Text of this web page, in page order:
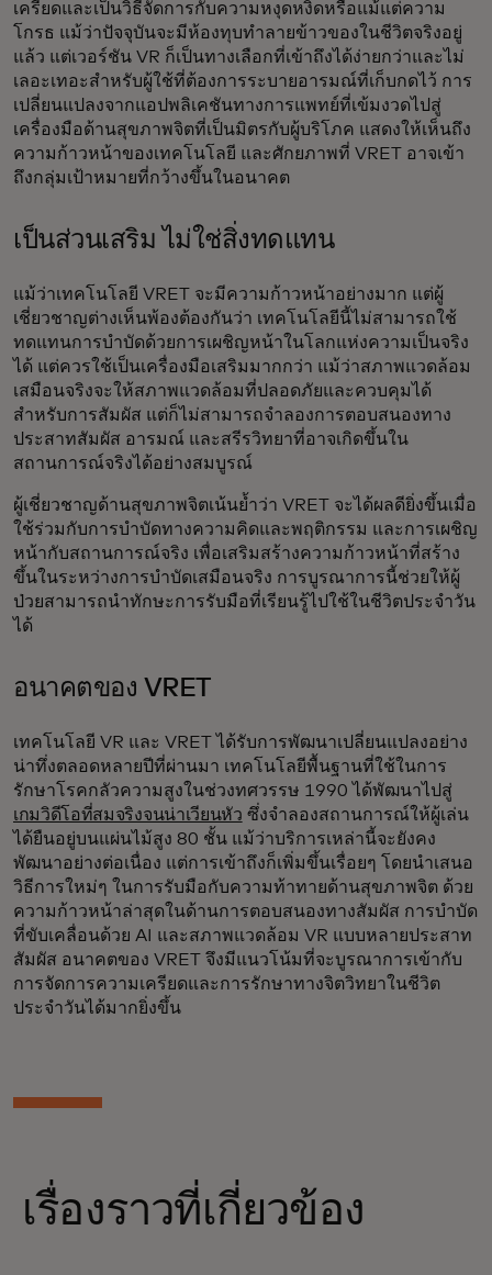
เครียดและเป็นวิธีจัดการกับความหงุดหงิดหรือแม้แต่ความ
โกรธ แม้ว่าปัจจุบันจะมีห้องทุบทำลายข้าวของในชีวิตจริงอยู่
แล้ว แต่เวอร์ชัน VR ก็เป็นทางเลือกที่เข้าถึงได้ง่ายกว่าและไม่
เลอะเทอะสำหรับผู้ใช้ที่ต้องการระบายอารมณ์ที่เก็บกดไว้ การ
เปลี่ยนแปลงจากแอปพลิเคชันทางการแพทย์ที่เข้มงวดไปสู่
เครื่องมือด้านสุขภาพจิตที่เป็นมิตรกับผู้บริโภค แสดงให้เห็นถึง
ความก้าวหน้าของเทคโนโลยี และศักยภาพที่ VRET อาจเข้า
ถึงกลุ่มเป้าหมายที่กว้างขึ้นในอนาคต
เป็นส่วนเสริม ไม่ใช่สิ่งทดแทน
แม้ว่าเทคโนโลยี VRET จะมีความก้าวหน้าอย่างมาก แต่ผู้
เชี่ยวชาญต่างเห็นพ้องต้องกันว่า เทคโนโลยีนี้ไม่สามารถใช้
ทดแทนการบำบัดด้วยการเผชิญหน้าในโลกแห่งความเป็นจริง
ได้ แต่ควรใช้เป็นเครื่องมือเสริมมากกว่า แม้ว่าสภาพแวดล้อม
เสมือนจริงจะให้สภาพแวดล้อมที่ปลอดภัยและควบคุมได้
สำหรับการสัมผัส แต่ก็ไม่สามารถจำลองการตอบสนองทาง
ประสาทสัมผัส อารมณ์ และสรีรวิทยาที่อาจเกิดขึ้นใน
สถานการณ์จริงได้อย่างสมบูรณ์
ผู้เชี่ยวชาญด้านสุขภาพจิตเน้นย้ำว่า VRET จะได้ผลดียิ่งขึ้นเมื่อ
ใช้ร่วมกับการบำบัดทางความคิดและพฤติกรรม และการเผชิญ
หน้ากับสถานการณ์จริง เพื่อเสริมสร้างความก้าวหน้าที่สร้าง
ขึ้นในระหว่างการบำบัดเสมือนจริง การบูรณาการนี้ช่วยให้ผู้
ป่วยสามารถนำทักษะการรับมือที่เรียนรู้ไปใช้ในชีวิตประจำวัน
ได้
อนาคตของ VRET
เทคโนโลยี VR และ VRET ได้รับการพัฒนาเปลี่ยนแปลงอย่าง
น่าทึ่งตลอดหลายปีที่ผ่านมา เทคโนโลยีพื้นฐานที่ใช้ในการ
รักษาโรคกลัวความสูงในช่วงทศวรรษ 1990 ได้พัฒนาไปสู่
เกมวิดีโอที่สมจริงจนน่าเวียนหัว ซึ่งจำลองสถานการณ์ให้ผู้เล่น
ได้ยืนอยู่บนแผ่นไม้สูง 80 ชั้น แม้ว่าบริการเหล่านี้จะยังคง
พัฒนาอย่างต่อเนื่อง แต่การเข้าถึงก็เพิ่มขึ้นเรื่อยๆ โดยนำเสนอ
วิธีการใหม่ๆ ในการรับมือกับความท้าทายด้านสุขภาพจิต ด้วย
ความก้าวหน้าล่าสุดในด้านการตอบสนองทางสัมผัส การบำบัด
ที่ขับเคลื่อนด้วย AI และสภาพแวดล้อม VR แบบหลายประสาท
สัมผัส อนาคตของ VRET จึงมีแนวโน้มที่จะบูรณาการเข้ากับ
การจัดการความเครียดและการรักษาทางจิตวิทยาในชีวิต
ประจำวันได้มากยิ่งขึ้น
เรื่องราวที่เกี่ยวข้อง